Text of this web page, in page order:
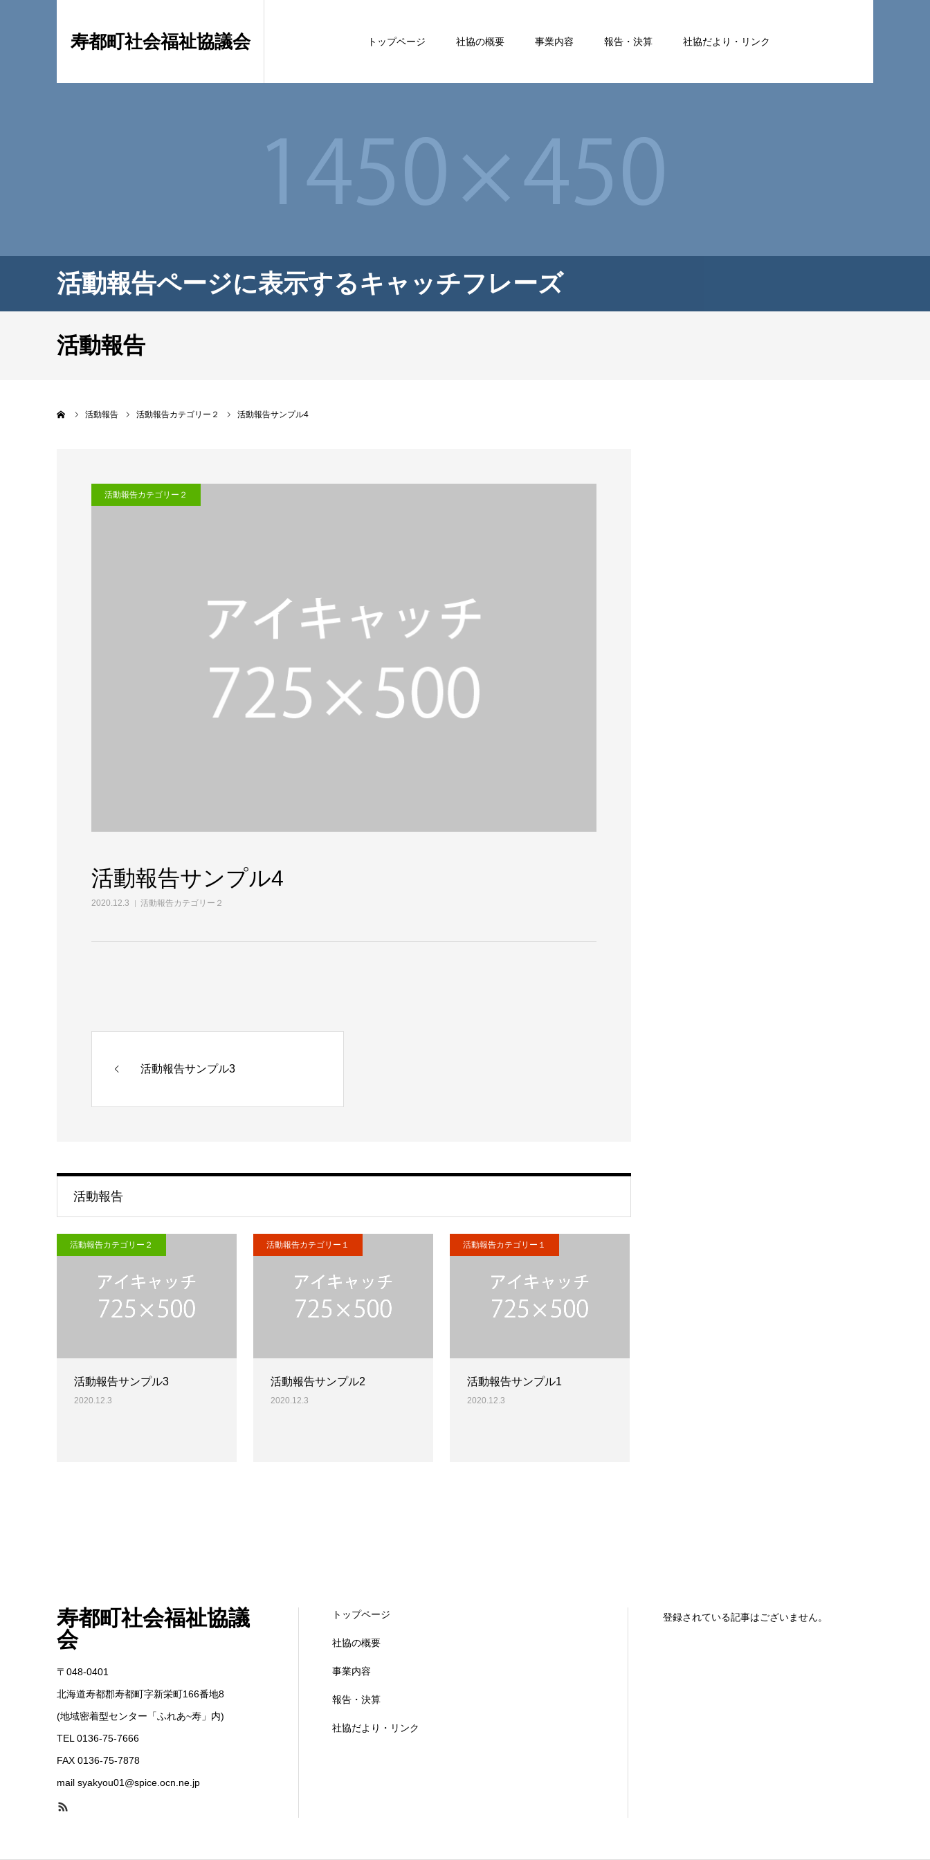
寿都町社会福祉協議会 トップページ 社協の概要 事業内容 報告・決算 社協だより・リンク
活動報告ページに表示するキャッチフレーズ
活動報告
活動報告 活動報告カテゴリー２ 活動報告サンプル4
活動報告カテゴリー２
活動報告サンプル4
2020.12.3 活動報告カテゴリー２
活動報告サンプル3
活動報告
活動報告カテゴリー２
活動報告サンプル3
2020.12.3
活動報告カテゴリー１
活動報告サンプル2
2020.12.3
活動報告カテゴリー１
活動報告サンプル1
2020.12.3
寿都町社会福祉協議
会
〒048-0401
北海道寿都郡寿都町字新栄町166番地8
(地域密着型センター「ふれあ~寿」内)
TEL 0136-75-7666
FAX 0136-75-7878
mail syakyou01@spice.ocn.ne.jp
トップページ
社協の概要
事業内容
報告・決算
社協だより・リンク
登録されている記事はございません。